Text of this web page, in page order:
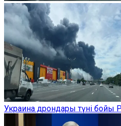
Украина дрондары түні